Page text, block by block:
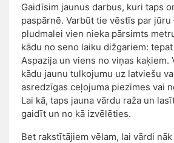
Gaidīsim jaunus darbus, kuri taps
paspārnē. Varbūt tie vēstīs par jūru
pludmalei vien nieka pārsimts
kādu no seno laiku dižgariem:
Aspazija un viens no viņas kaķiem.
kādu jaunu tulkojumu uz latviešu
asredzīgas ceļojuma piezīmes vai
Lai kā, taps jauna vārdu raža un
gaidīt un no kā izvēlēties.
Bet rakstītājiem vēlam, lai vārdi